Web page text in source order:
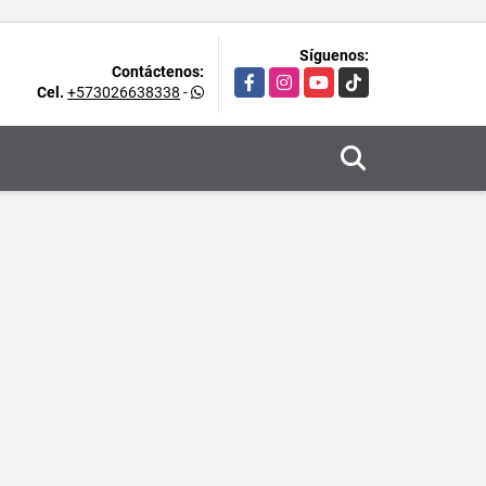
Contáctenos:
Cel. +573026638338 -
Síguenos:
FacebookInstagramYouTubeTikTok